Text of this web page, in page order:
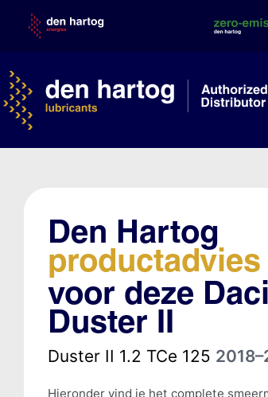
content
Den Hartog
productadvies
voor deze
Duster II
Duster II 1.2 TCe 125
Hieronder vind je het complete